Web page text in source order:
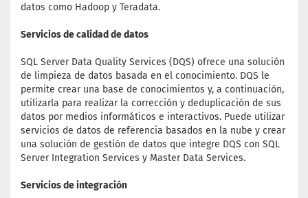
datos como Hadoop y Teradata.
Servicios de calidad de datos
SQL Server Data Quality Services (DQS) ofrece una solución
de limpieza de datos basada en el conocimiento. DQS le
permite crear una base de conocimientos y, a continuación,
utilizarla para realizar la corrección y deduplicación de sus
datos por medios informáticos e interactivos. Puede utilizar
servicios de datos de referencia basados en la nube y crear
una solución de gestión de datos que integre DQS con SQL
Server Integration Services y Master Data Services.
Servicios de integración